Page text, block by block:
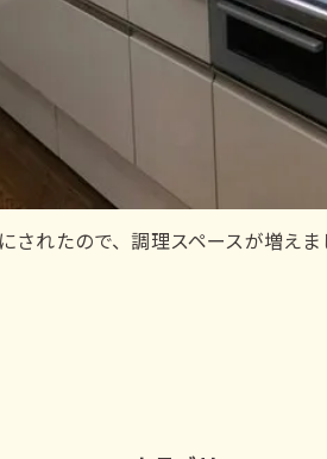
されたので、調理スペースが増えま